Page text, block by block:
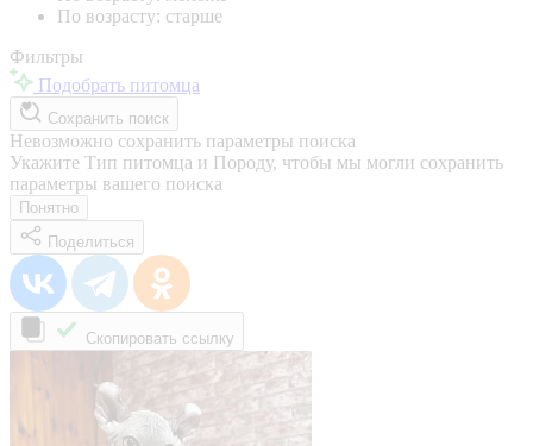
По возрасту: старше
Фильтры
Подобрать питомца
Сохранить поиск
Невозможно сохранить параметры поиска
Укажите Тип питомца и Породу, чтобы мы могли сохранить
параметры вашего поиска
Понятно
Поделиться
Скопировать ссылку